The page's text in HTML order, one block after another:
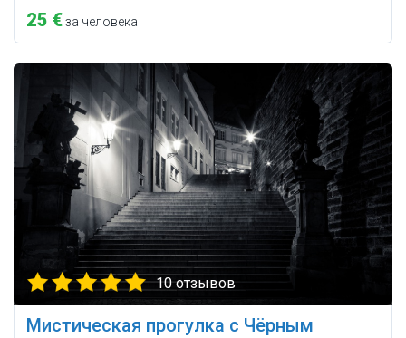
25 €за человека
10 отзывов
Мистическая прогулка с Чёрным